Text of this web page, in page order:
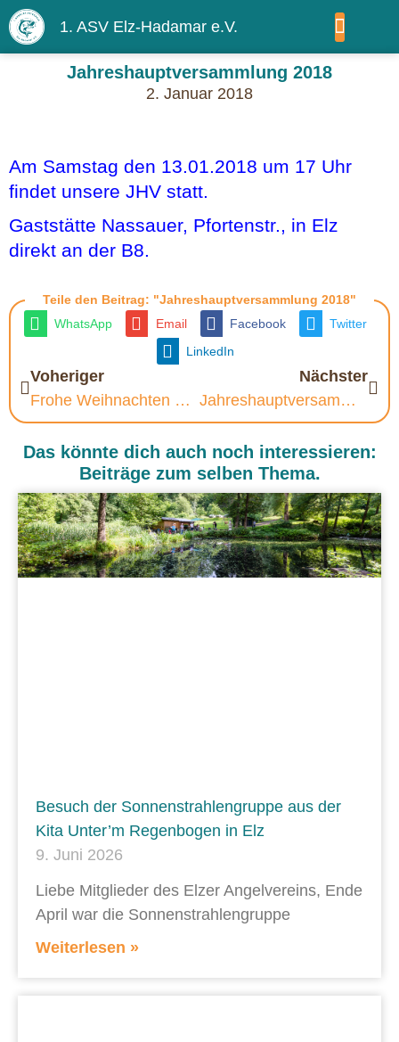
1. ASV Elz-Hadamar e.V.
Jahreshauptversammlung 2018
2. Januar 2018
Am Samstag den 13.01.2018 um 17 Uhr
findet unsere JHV statt.
Gaststätte Nassauer, Pfortenstr., in Elz
direkt an der B8.
Teile den Beitrag: "Jahreshauptversammlung 2018"
WhatsApp
Email Facebook
Twitter
LinkedIn
Voheriger
Frohe Weihnachten und einen guten Rutsch ins neue Jahr 2018
Nächster
Jahreshauptversammlung
Das könnte dich auch noch interessieren:
Beiträge zum selben Thema.
Besuch der Sonnenstrahlengruppe aus der
Kita Unter’m Regenbogen in Elz
9. Juni 2026
Liebe Mitglieder des Elzer Angelvereins, Ende
April war die Sonnenstrahlengruppe
Weiterlesen »